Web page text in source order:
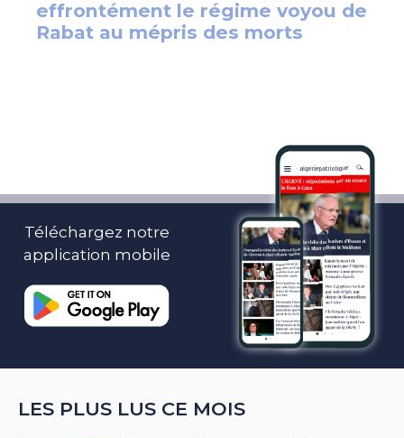
Téléchargez notre
application mobile
LES PLUS LUS CE MOIS